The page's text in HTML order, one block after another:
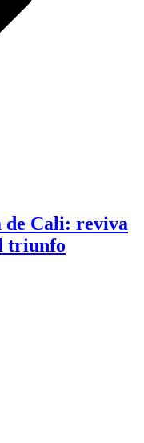
de Cali: reviva
triunfo